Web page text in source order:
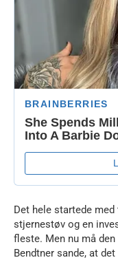
Det hele startede
stjernestøv og en
fleste. Men nu må
Bendtner sande, at